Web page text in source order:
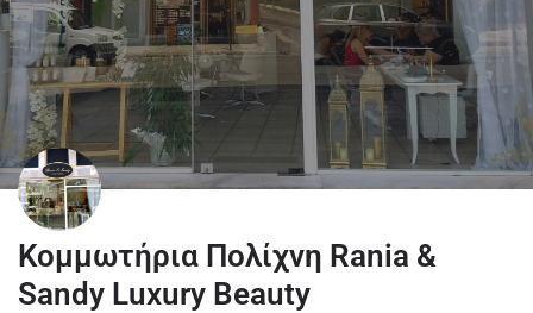
Κομμωτήρια Πολίχνη Rania &
Sandy Luxury Beauty